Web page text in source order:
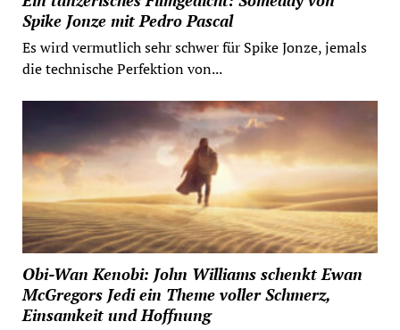
Spike Jonze mit Pedro Pascal
Es wird vermutlich sehr schwer für Spike Jonze, jemals
die technische Perfektion von...
Obi-Wan Kenobi: John Williams schenkt Ewan
McGregors Jedi ein Theme voller Schmerz,
Einsamkeit und Hoffnung